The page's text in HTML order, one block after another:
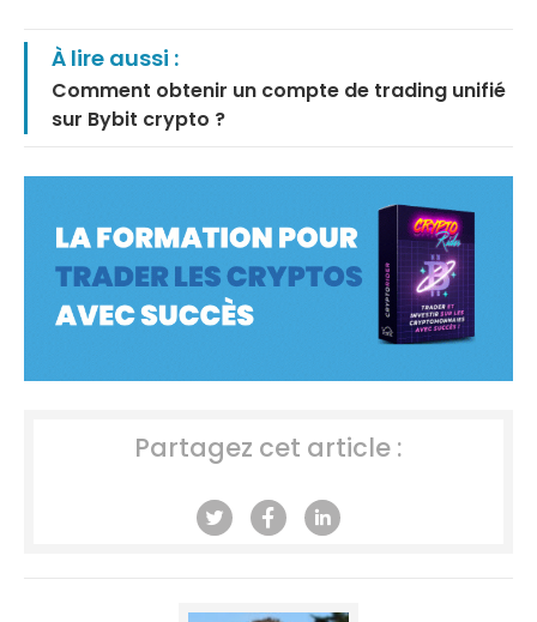
À lire aussi :
Comment obtenir un compte de trading unifié
sur Bybit crypto ?
Partagez cet article :